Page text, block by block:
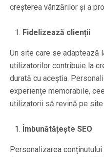
creșterea vânzărilor și a
Fidelizează clienții
Un site care se adaptează
utilizatorilor contribuie la
durată cu aceștia.
experiențe memorabile,
utilizatorii să revină pe
Îmbunătățește SEO
Personalizarea